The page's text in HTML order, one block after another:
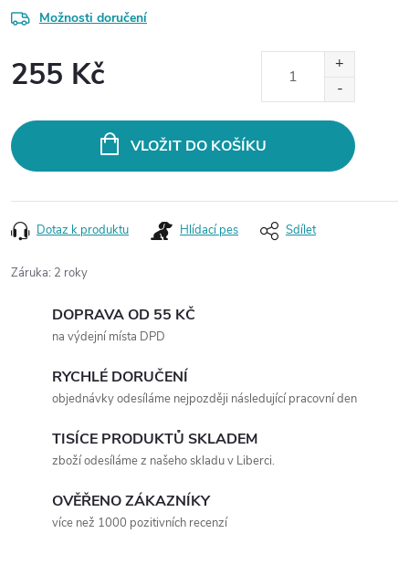
Možnosti doručení
255 Kč
VLOŽIT DO KOŠÍKU
Dotaz k produktu Hlídací pes Sdílet
Záruka: 2 roky
DOPRAVA OD 55 KČ
na výdejní místa DPD
RYCHLÉ DORUČENÍ
objednávky odesíláme nejpozději následující pracovní den
TISÍCE PRODUKTŮ SKLADEM
zboží odesíláme z našeho skladu v Liberci.
OVĚŘENO ZÁKAZNÍKY
více než 1000 pozitivních recenzí